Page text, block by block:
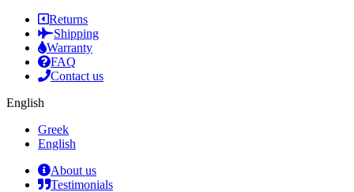
Returns
Shipping
Warranty
FAQ
Contact us
English
Greek
English
About us
Testimonials